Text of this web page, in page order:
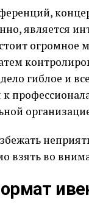
является
гиблое и
к
взять во